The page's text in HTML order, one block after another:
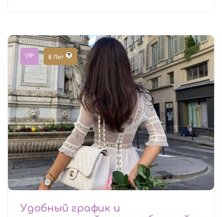
VIP 8 Лет
Удобный график и